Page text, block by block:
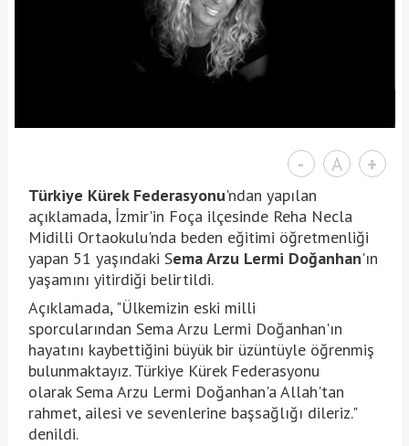
- A +
Türkiye Kürek Federasyonu'ndan yapılan
açıklamada, İzmir'in Foça ilçesinde Reha Necla
Midilli Ortaokulu'nda beden eğitimi öğretmenliği
yapan 51 yaşındaki Sema Arzu Lermi Doğanhan'ın
yaşamını yitirdiği belirtildi.
Açıklamada, "Ülkemizin eski milli
sporcularından Sema Arzu Lermi Doğanhan'ın
hayatını kaybettiğini büyük bir üzüntüyle öğrenmiş
bulunmaktayız. Türkiye Kürek Federasyonu
olarak Sema Arzu Lermi Doğanhan'a Allah'tan
rahmet, ailesi ve sevenlerine başsağlığı dileriz."
denildi.